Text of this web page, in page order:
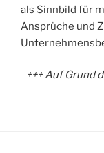
als Sinnbild für
Ansprüche und
+++ Auf Grund